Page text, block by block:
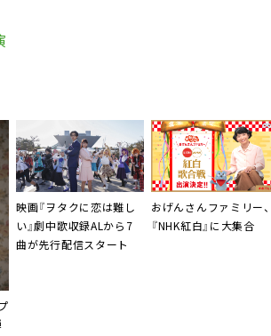
映画『ヲタクに恋は難し
い』劇中歌収録ALから7
曲が先行配信スタート
おげんさんファミリー、
『NHK紅白』に大集合